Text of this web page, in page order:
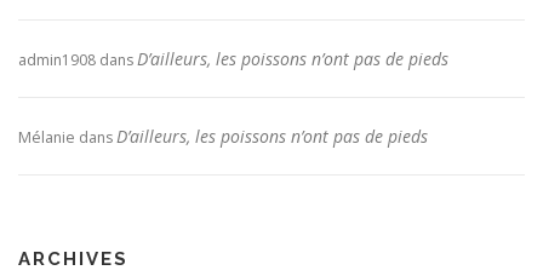
admin1908 dansD’ailleurs, les poissons n’ont pas de pieds
Mélanie dansD’ailleurs, les poissons n’ont pas de pieds
ARCHIVES